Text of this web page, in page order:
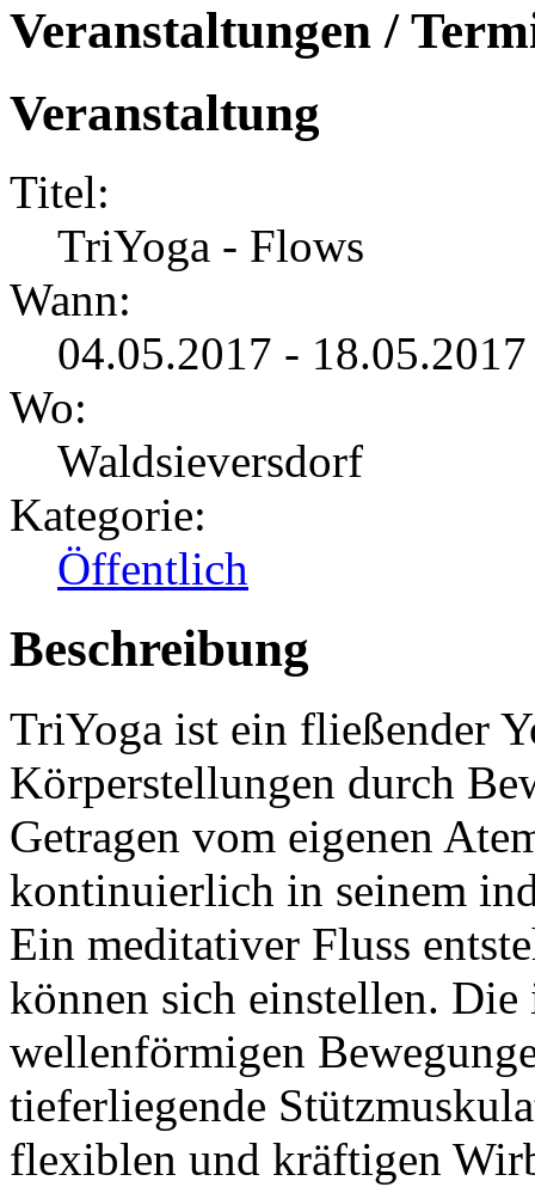
Veranstaltungen /
Veranstaltung
Titel:
TriYoga - Flows
Wann:
04.05.2017 -
Wo:
Waldsieversdorf
Kategorie:
Öffentlich
Beschreibung
TriYoga ist ein fließender
Körperstellungen durch
Getragen vom eigenen
kontinuierlich in seinem
Ein meditativer Fluss
können sich einstellen.
wellenförmigen
tieferliegende
flexiblen und kräftigen